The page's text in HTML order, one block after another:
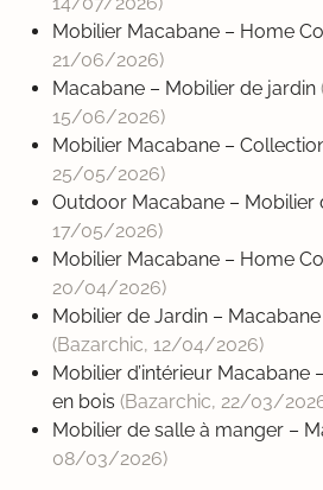
Mobilier Macabane – Home
21/06/2026)
Macabane – Mobilier de jardin
15/06/2026)
Mobilier Macabane –
25/05/2026)
Outdoor Macabane – Mobilier
17/05/2026)
Mobilier Macabane – Home
20/04/2026)
Mobilier de Jardin –
(Bazarchic, 12/04/2026)
Mobilier d’intérieur
en bois (Bazarchic, 22/03/
Mobilier de salle à manger –
08/03/2026)